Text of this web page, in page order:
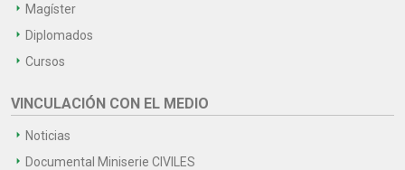
Magíster
Diplomados
Cursos
VINCULACIÓN CON EL MEDIO
Noticias
Documental Miniserie CIVILES